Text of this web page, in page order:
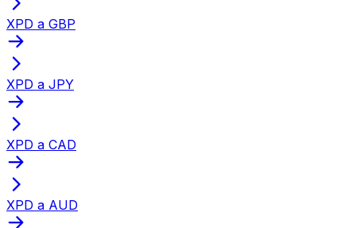
XPD a GBP
XPD a JPY
XPD a CAD
XPD a AUD